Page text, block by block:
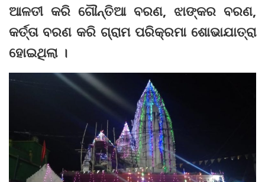
ଆଳତୀ କରି ଗୌନ୍ତିଆ ବରଣ, ଝାଙ୍କର ବରଣ,
କର୍ତ୍ତା ବରଣ କରି ଗ୍ରାମ ପରିକ୍ରମା ଶୋଭାଯାତ୍ରା
ହୋଇଥିଲା ।